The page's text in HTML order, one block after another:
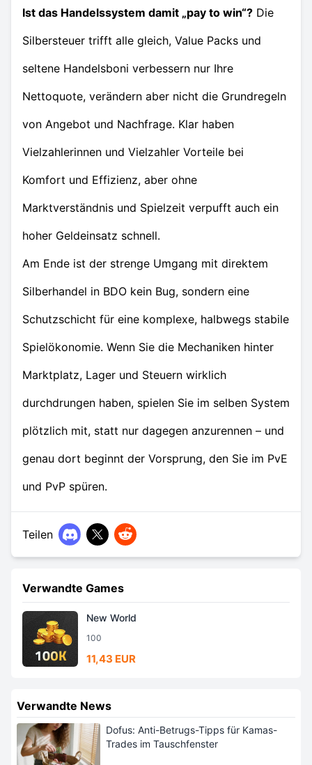
Ist das Handelssystem damit „pay to win“? Die
Silbersteuer trifft alle gleich, Value Packs und
seltene Handelsboni verbessern nur Ihre
Nettoquote, verändern aber nicht die Grundregeln
von Angebot und Nachfrage. Klar haben
Vielzahlerinnen und Vielzahler Vorteile bei
Komfort und Effizienz, aber ohne
Marktverständnis und Spielzeit verpufft auch ein
hoher Geldeinsatz schnell.
Am Ende ist der strenge Umgang mit direktem
Silberhandel in BDO kein Bug, sondern eine
Schutzschicht für eine komplexe, halbwegs stabile
Spielökonomie. Wenn Sie die Mechaniken hinter
Marktplatz, Lager und Steuern wirklich
durchdrungen haben, spielen Sie im selben System
plötzlich mit, statt nur dagegen anzurennen – und
genau dort beginnt der Vorsprung, den Sie im PvE
und PvP spüren.
Teilen
Verwandte Games
New World
100
11,43 EUR
Verwandte News
Dofus: Anti-Betrugs-Tipps für Kamas-
Trades im Tauschfenster